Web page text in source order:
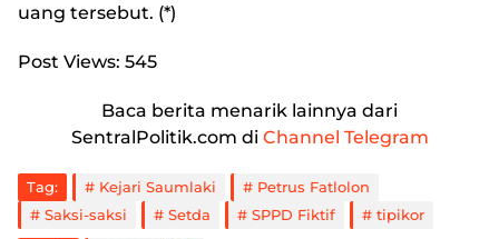
uang tersebut. (*)
Post Views: 545
Baca berita menarik lainnya dari
SentralPolitik.com di Channel Telegram
Tag: Kejari Saumlaki
Petrus Fatlolon
Saksi-saksi
Setda SPPD Fiktif tipikor